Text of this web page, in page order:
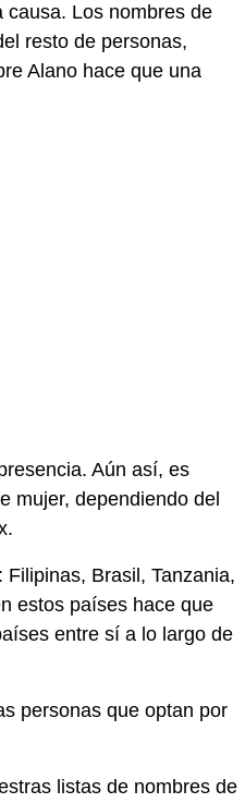
causa. Los nombres de
resto de personas,
Alano hace que una
Aún así, es
mujer, dependiendo del
Brasil, Tanzania,
estos países hace que
entre sí a lo largo de
personas que optan por
listas de nombres de